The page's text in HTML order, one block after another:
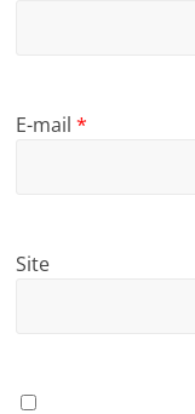
E-mail*
Site